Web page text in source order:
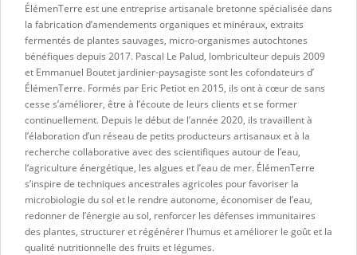
ÉlémenTerre est une entreprise artisanale bretonne spécialisée dans
la fabrication d’amendements organiques et minéraux, extraits
fermentés de plantes sauvages, micro-organismes autochtones
bénéfiques depuis 2017. Pascal Le Palud, lombriculteur depuis 2009
et Emmanuel Boutet jardinier-paysagiste sont les cofondateurs d’
ÉlémenTerre. Formés par Eric Petiot en 2015, ils ont à cœur de sans
cesse s’améliorer, être à l’écoute de leurs clients et se former
continuellement. Depuis le début de l’année 2020, ils travaillent à
l’élaboration d’un réseau de petits producteurs artisanaux et à la
recherche collaborative avec des scientifiques autour de l’eau,
l’agriculture énergétique, les algues et l’eau de mer. ÉlémenTerre
s’inspire de techniques ancestrales agricoles pour favoriser la
microbiologie du sol et le rendre autonome, économiser de l’eau,
redonner de l’énergie au sol, renforcer les défenses immunitaires
des plantes, structurer et régénérer l’humus et améliorer le goût et la
qualité nutritionnelle des fruits et légumes.